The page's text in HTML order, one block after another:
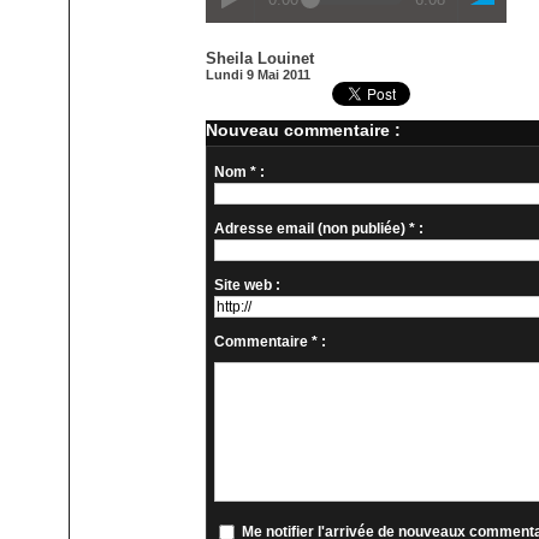
Sheila Louinet
Lundi 9 Mai 2011
Nouveau commentaire :
Nom * :
Adresse email (non publiée) * :
Site web :
Commentaire * :
Me notifier l'arrivée de nouveaux